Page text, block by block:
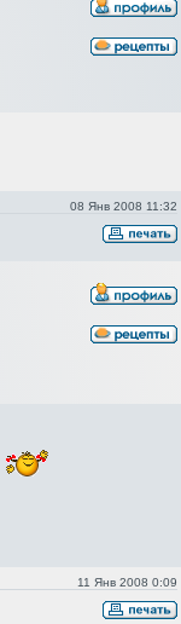
08 Янв 2008 11:32
11 Янв 2008 0:09